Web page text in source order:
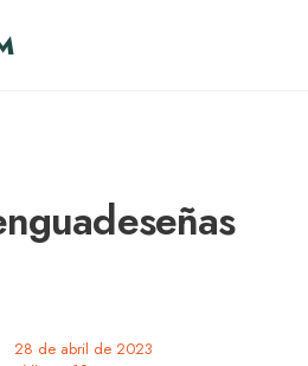
28 de abril de 2023